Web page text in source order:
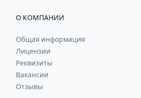
О КОМПАНИИ
Общая информация
Лицензии
Реквизиты
Вакансии
Отзывы